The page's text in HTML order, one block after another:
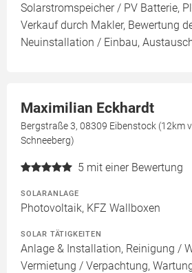
Solarstromspeicher / PV Batterie,
Verkauf durch Makler, Bewertung
Neuinstallation / Einbau,
Maximilian Eckhardt
Bergstraße 3, 08309 Eibenstock (12km
Schneeberg)
5 mit einer Bewertung
SOLARANLAGE
Photovoltaik, KFZ Wallboxen
SOLAR TÄTIGKEITEN
Anlage & Installation, Reinigung /
Vermietung / Verpachtung,